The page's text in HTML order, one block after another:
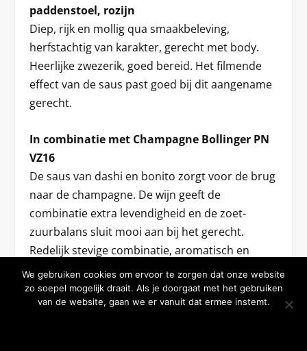
paddenstoel, rozijn
Diep, rijk en mollig qua smaakbeleving,
herfstachtig van karakter, gerecht met body.
Heerlijke zwezerik, goed bereid. Het filmende
effect van de saus past goed bij dit aangename
gerecht.
In combinatie met Champagne Bollinger PN
VZ16
De saus van dashi en bonito zorgt voor de brug
naar de champagne. De wijn geeft de
combinatie extra levendigheid en de zoet-
zuurbalans sluit mooi aan bij het gerecht.
Redelijk stevige combinatie, aromatisch en
vullend en met veel smaaklengte. Prima match.
We gebruiken cookies om ervoor te zorgen dat onze website
zo soepel mogelijk draait. Als je doorgaat met het gebruiken
van de website, gaan we er vanuit dat ermee instemt.